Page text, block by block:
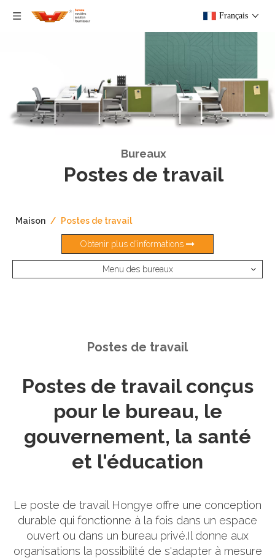
Français
Bureaux
Postes de travail
Maison / Postes de travail
Obtenir plus d'informations
Menu des bureaux
Postes de travail
Postes de travail conçus
pour le bureau, le
gouvernement, la santé
et l'éducation
Le poste de travail Hongye offre une conception
durable qui fonctionne à la fois dans un espace
ouvert ou dans un bureau privé.Il donne aux
organisations la possibilité de s'adapter à mesure